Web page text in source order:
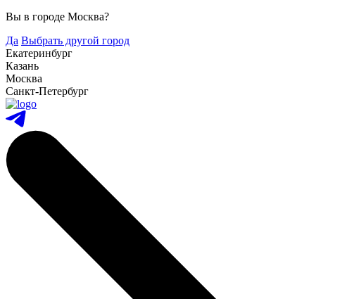
Вы в городе Москва?
Да Выбрать другой город
Екатеринбург
Казань
Москва
Санкт-Петербург